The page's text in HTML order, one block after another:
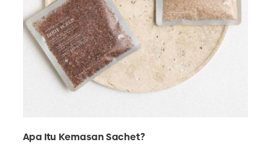
Apa Itu Kemasan Sachet?